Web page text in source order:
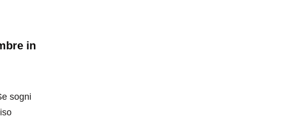
in
sogni